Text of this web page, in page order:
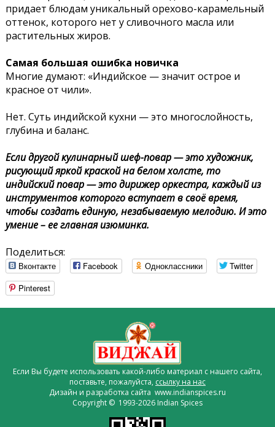
придает блюдам уникальный орехово-карамельный
оттенок, которого нет у сливочного масла или
растительных жиров.
Самая большая ошибка новичка
Многие думают: «Индийское — значит острое и
красное от чили».
Нет. Суть индийской кухни — это многослойность,
глубина и баланс.
Если другой кулинарный шеф-повар — это художник,
рисующий яркой краской на белом холсте, то
индийский повар — это дирижер оркестра, каждый из
инструментов которого вступает в своё время,
чтобы создать единую, незабываемую мелодию. И это
умение – ее главная изюминка.
Поделиться:
Вконтакте Facebook Одноклассники
Twitter
Pinterest
Если Вы будете использовать какой-либо материал с нашего сайта,
поставьте, пожалуйста, ссылку на нас
Дизайн и разработка сайта www.indianspices.ru
Copyright © 1993-2026 Indian Spices